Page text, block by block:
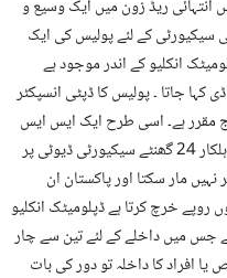
انتہائی ریڈ زون میں ایک وسیع و
سیکیورٹی کے لئے پولیس کی ایک
انکلیو کے اندر موجود ہے
جاتا ۔ پولیس کا ڈپٹی انسپکٹر
مقرر ہے۔ اسی طرح ایک ایس ایس
پی ۔پھر ایس پی ۔ڈی ایس پیز اور سینکڑوں اہلکار 24 گھنٹے سیکیورٹی ڈیوٹی پر
نہیں مار سکتا اور پاکستان ان
خرچ کرتا ہے ڈپلومیٹک انکلیو
جس میں داخلے کے لئے تین سے چار
افراد کا داخلہ تو دور کی بات